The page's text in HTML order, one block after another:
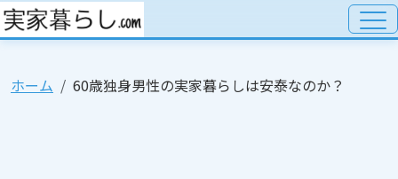
ホーム 60歳独身男性の実家暮らしは安泰なのか？